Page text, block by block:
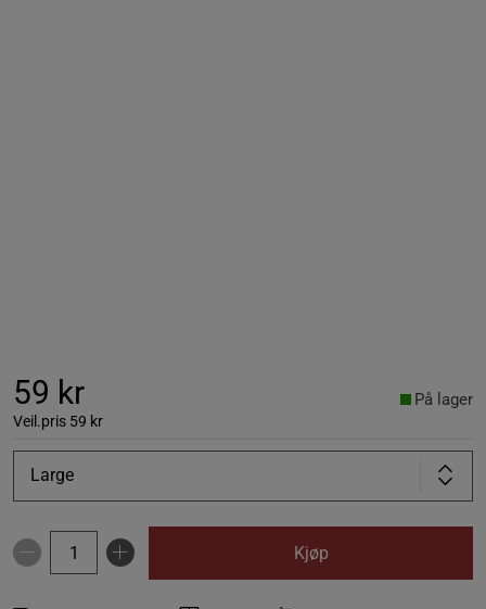
59 kr
Veil.pris 59 kr
På lager
Large
Kjøp